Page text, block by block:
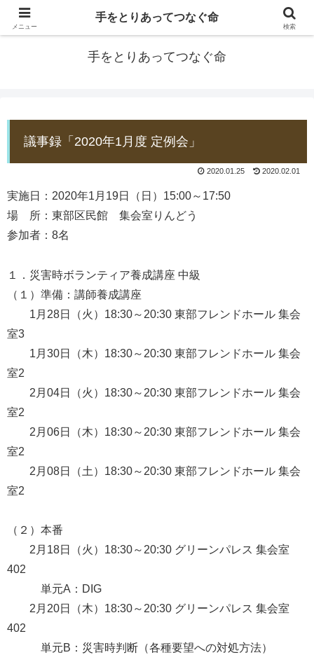
防災士EDOGAWA
手をとりあってつなぐ命
議事録「2020年1月度 定例会」
2020.01.25 2020.02.01
実施日：2020年1月19日（日）15:00～17:50
場 所：東部区民館 集会室りんどう
参加者：8名
１．災害時ボランティア養成講座 中級
（１）準備：講師養成講座
1月28日（火）18:30～20:30 東部フレンドホール 集会
室3
1月30日（木）18:30～20:30 東部フレンドホール 集会
室2
2月04日（火）18:30～20:30 東部フレンドホール 集会
室2
2月06日（木）18:30～20:30 東部フレンドホール 集会
室2
2月08日（土）18:30～20:30 東部フレンドホール 集会
室2
（２）本番
2月18日（火）18:30～20:30 グリーンパレス 集会室
402
単元A：DIG
2月20日（木）18:30～20:30 グリーンパレス 集会室
402
単元B：災害時判断（各種要望への対処方法）
メニュー
手をとりあってつなぐ命
検索